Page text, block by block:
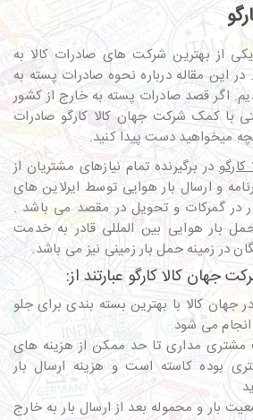
از بهترین شرکت های صادرات کالا به
مقاله درباره نحوه صادرات پسته به
اگر قصد صادرات پسته به خارج از کشور
با کمک شرکت جهان کالا کارگو صادرات
میخواهید دست پیدا کنید.
در برگیرنده تمام نیازهای مشتریان از
و ارسال بار هوایی توسط ایرلاین های
در گمرکات و تحویل در مقصد می ‌باشد .
بار هوایی بین المللی قادر به خدمت
در زمینه حمل بار زمینی نیز می ‌باشد.
جهان کالا کارگو عبارتند از:
جهان کالا با بهترین بسته بندی برای جلو
می شود
مشتری مداری تا حد ممکن از هزینه های
بوده کاسته است و هزینه ارسال بار
بار و محموله بعد از ارسال بار به خارج